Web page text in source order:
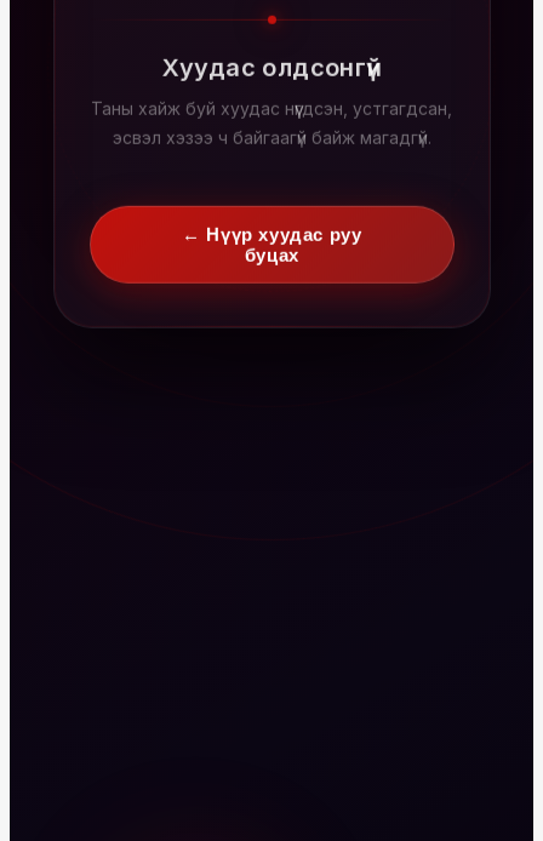
Хуудас олдсонгүй
Таны хайж буй хуудас нүүгдсэн, устгагдсан,
эсвэл хэзээ ч байгаагүй байж магадгүй.
← Нүүр хуудас руу
буцах